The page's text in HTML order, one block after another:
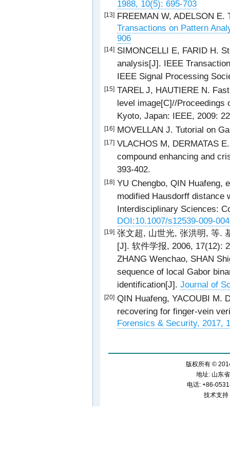
1988, 10(5): 695-703
[13] FREEMAN W, ADELSON
Transactions on Pattern
906
[14] SIMONCELLI E, FARID H.
analysis[J]. IEEE
IEEE Signal Processing
[15] TAREL J, HAUTIERE N.
level image[C]//Proceedings
Kyoto, Japan: IEEE, 2009:
[16] MOVELLAN J. Tutorial on
[17] VLACHOS M, DERMATAS
compound enhancing and
393-402.
[18] YU Chengbo, QIN Huafeng,
modified Hausdorff distance
Interdisciplinary Sciences:
DOI:10.1007/s12539-009-
[19] 张文超, 山世光, 张洪明, 等.
[J]. 软件学报, 2006, 17(12):
ZHANG Wenchao, SHAN
sequence of local Gabor
identification[J]. Journal of
[20] QIN Huafeng, YACOUBI M.
recovering for finger-vein
Forensics & Security, 2017,